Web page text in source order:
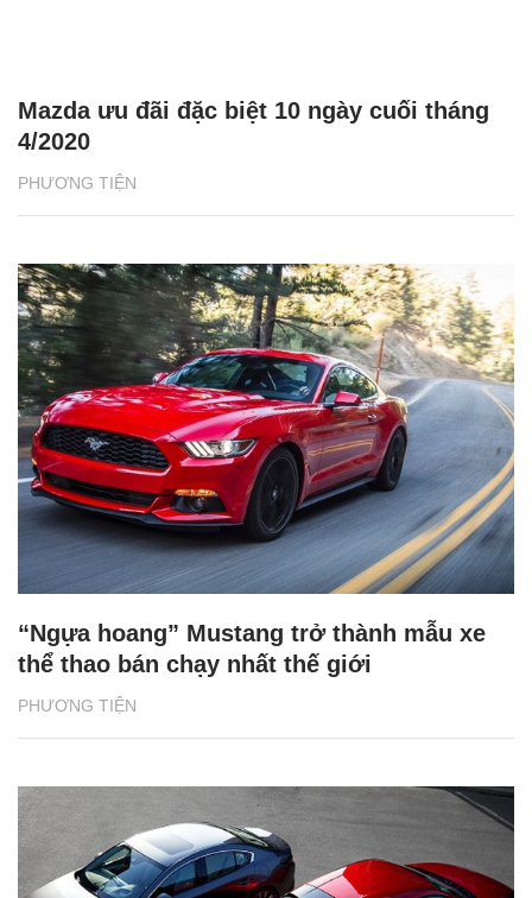
PHƯƠNG TIỆN
Mazda ưu đãi đặc biệt 10 ngày cuối tháng
4/2020
PHƯƠNG TIỆN
“Ngựa hoang” Mustang trở thành mẫu xe
thể thao bán chạy nhất thế giới